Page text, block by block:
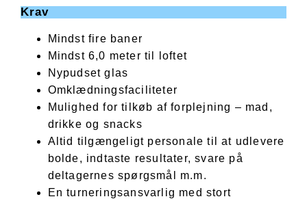
Krav
Mindst fire baner
Mindst 6,0 meter til loftet
Nypudset glas
Omklædningsfaciliteter
Mulighed for tilkøb af forplejning – mad,
drikke og snacks
Altid tilgængeligt personale til at udlevere
bolde, indtaste resultater, svare på
deltagernes spørgsmål m.m.
En turneringsansvarlig med stort